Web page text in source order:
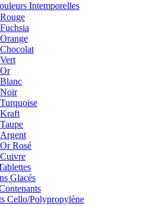
Intemporelles
Rouge
Fuchsia
Orange
Chocolat
Vert
Or
Blanc
Noir
Turquoise
Kraft
Taupe
Argent
Or Rosé
Cuivre
Glacés
Cello/Polypropylène